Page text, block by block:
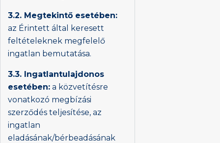
3.2. Megtekintő esetében:
az Érintett által keresett
feltételeknek megfelelő
ingatlan bemutatása.
3.3. Ingatlantulajdonos
esetében: a közvetítésre
vonatkozó megbízási
szerződés teljesítése, az
ingatlan
eladásának/bérbeadásának